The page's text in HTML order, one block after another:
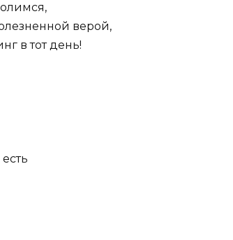
верой,
в тот день!